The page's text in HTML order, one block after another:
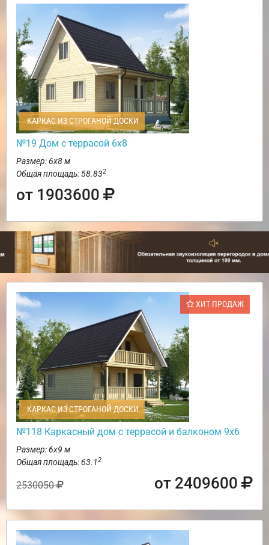
КАРКАС ИЗ СТРОГАНОЙ ДОСКИ
№19 Дом с террасой 6х8
Размер: 6х8 м
Общая площадь: 58.832
от 1903600
ХИТ ПРОДАЖ
КАРКАС ИЗ СТРОГАНОЙ ДОСКИ
№118 Каркасный дом с террасой и балконом 9х6
Размер: 6х9 м
Общая площадь: 63.12
2530050 от 2409600